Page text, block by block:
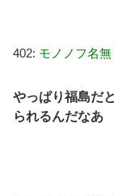
402: モノノフ名
やっぱり福島だ
られるんだなあ